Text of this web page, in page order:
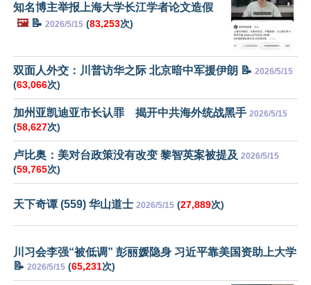
知名博主举报上海大学长江学者论文造假
🖼️📝 2026/5/15 (83,253次)
双面人外交：川普访华之际 北京暗中军援伊朗 📝 2026/5/15
(63,066次)
加州亚凯迪亚市长认罪 揭开中共海外统战黑手 2026/5/15
(58,627次)
卢比奥：美对台政策没有改变 黎智英案被提及 2026/5/15
(59,765次)
天下奇谭 (559) 华山道士 2026/5/15 (27,889次)
川习会李强“被低调” 彭丽媛隐身 习近平靠美国资助上大学
📝 2026/5/15 (65,231次)